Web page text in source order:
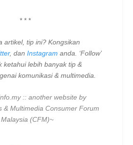
* * *
artikel, tip ini? Kongsikan
, dan Instagram anda. ‘Follow’
ketahui lebih banyak tip &
komunikasi & multimedia.
:: another website by
& Multimedia Consumer Forum
(CFM)~